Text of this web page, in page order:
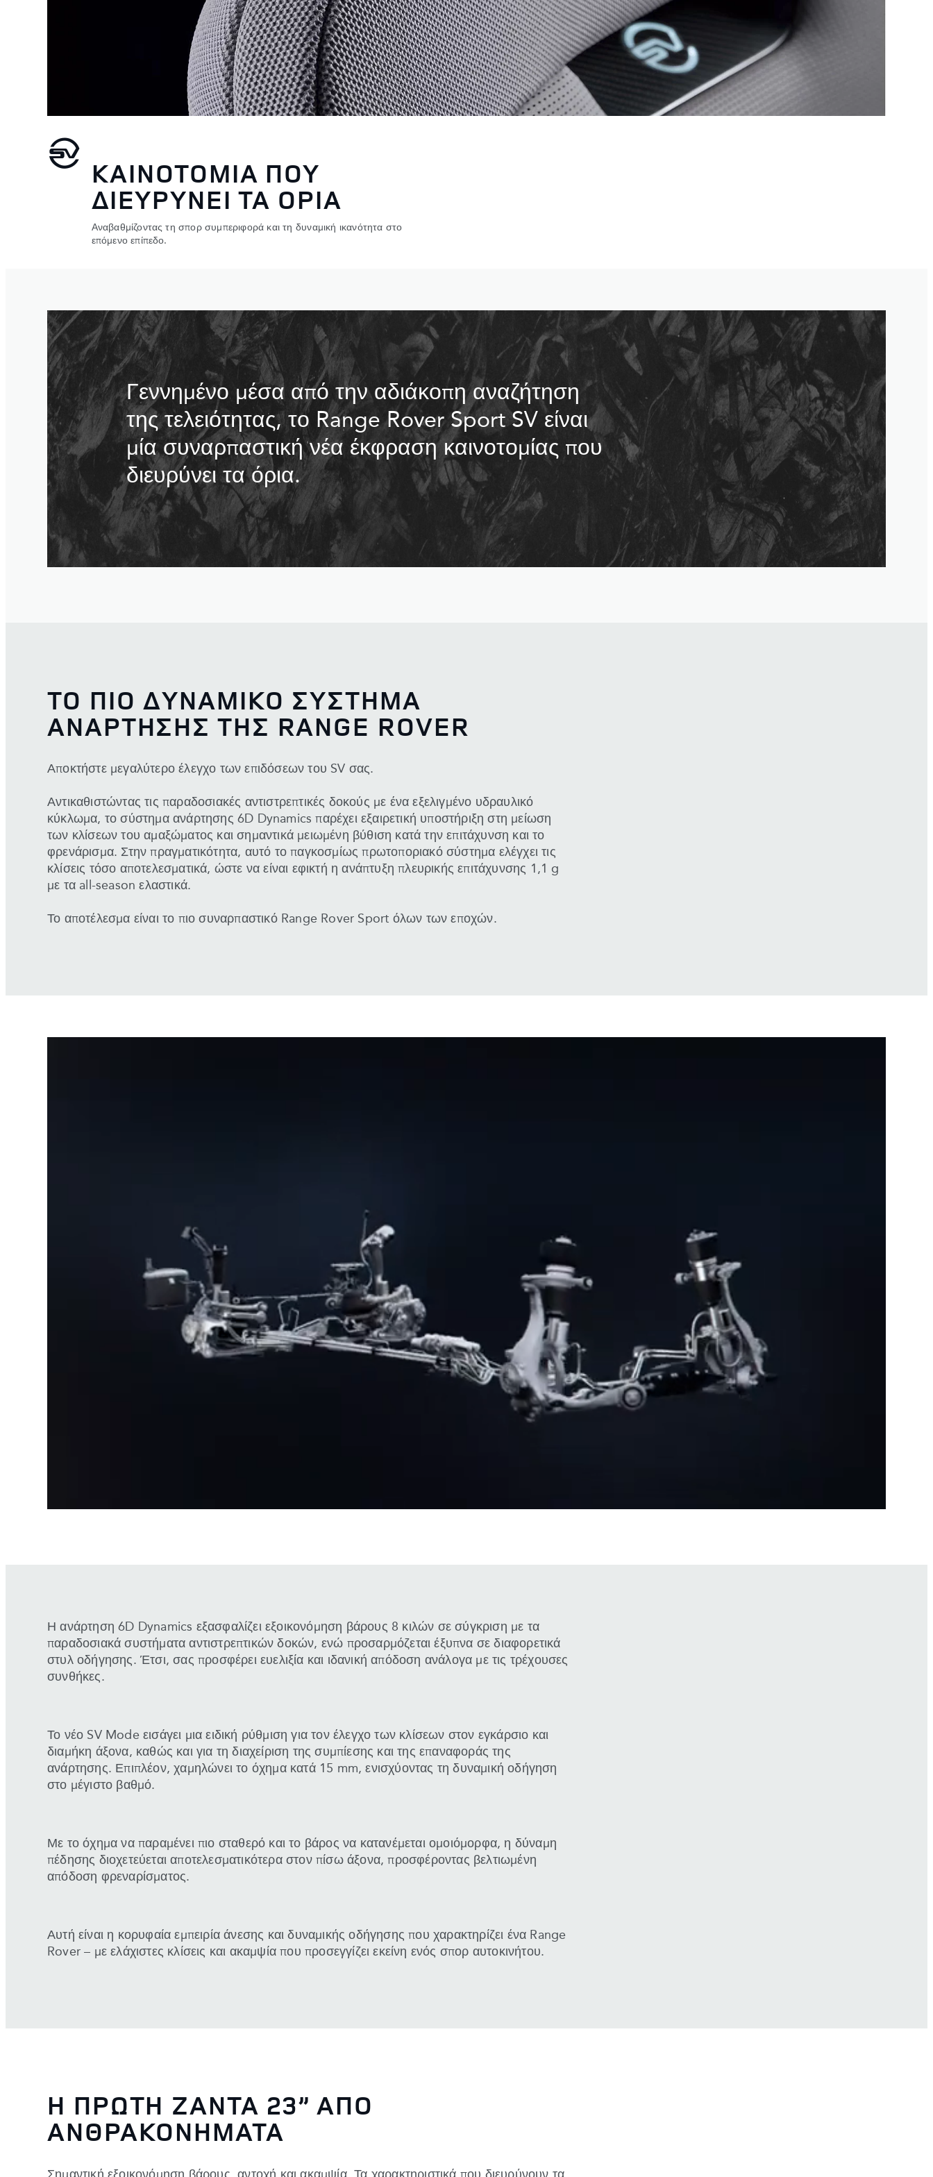
ΚΑΙΝΟΤΟΜΙΑ ΠΟΥ
ΔΙΕΥΡΥΝΕΙ ΤΑ ΟΡΙΑ
Αναβαθμίζοντας τη σπορ συμπεριφορά και τη δυναμική ικανότητα στο
επόμενο επίπεδο.
Γεννημένο μέσα από την αδιάκοπη αναζήτηση
της τελειότητας, το Range Rover Sport SV είναι
μία συναρπαστική νέα έκφραση καινοτομίας που
διευρύνει τα όρια.
ΤΟ ΠΙΟ ΔΥΝΑΜΙΚΟ ΣΥΣΤΗΜΑ
ΑΝΑΡΤΗΣΗΣ ΤΗΣ RANGE ROVER
Αποκτήστε μεγαλύτερο έλεγχο των επιδόσεων του SV σας.
Αντικαθιστώντας τις παραδοσιακές αντιστρεπτικές δοκούς με ένα εξελιγμένο υδραυλικό
κύκλωμα, το σύστημα ανάρτησης 6D Dynamics παρέχει εξαιρετική υποστήριξη στη μείωση
των κλίσεων του αμαξώματος και σημαντικά μειωμένη βύθιση κατά την επιτάχυνση και το
φρενάρισμα. Στην πραγματικότητα, αυτό το παγκοσμίως πρωτοποριακό σύστημα ελέγχει τις
κλίσεις τόσο αποτελεσματικά, ώστε να είναι εφικτή η ανάπτυξη πλευρικής επιτάχυνσης 1,1 g
με τα all-season ελαστικά.
Το αποτέλεσμα είναι το πιο συναρπαστικό Range Rover Sport όλων των εποχών.
Η ανάρτηση 6D Dynamics εξασφαλίζει εξοικονόμηση βάρους 8 κιλών σε σύγκριση με τα
παραδοσιακά συστήματα αντιστρεπτικών δοκών, ενώ προσαρμόζεται έξυπνα σε διαφορετικά
στυλ οδήγησης. Έτσι, σας προσφέρει ευελιξία και ιδανική απόδοση ανάλογα με τις τρέχουσες
συνθήκες.
Το νέο SV Mode εισάγει μια ειδική ρύθμιση για τον έλεγχο των κλίσεων στον εγκάρσιο και
διαμήκη άξονα, καθώς και για τη διαχείριση της συμπίεσης και της επαναφοράς της
ανάρτησης. Επιπλέον, χαμηλώνει το όχημα κατά 15 mm, ενισχύοντας τη δυναμική οδήγηση
στο μέγιστο βαθμό.
Με το όχημα να παραμένει πιο σταθερό και το βάρος να κατανέμεται ομοιόμορφα, η δύναμη
πέδησης διοχετεύεται αποτελεσματικότερα στον πίσω άξονα, προσφέροντας βελτιωμένη
απόδοση φρεναρίσματος.
Αυτή είναι η κορυφαία εμπειρία άνεσης και δυναμικής οδήγησης που χαρακτηρίζει ένα Range
Rover – με ελάχιστες κλίσεις και ακαμψία που προσεγγίζει εκείνη ενός σπορ αυτοκινήτου.
Η ΠΡΩΤΗ ΖΑΝΤΑ 23” ΑΠΌ
ΑΝΘΡΑΚΟΝΗΜΑΤΑ